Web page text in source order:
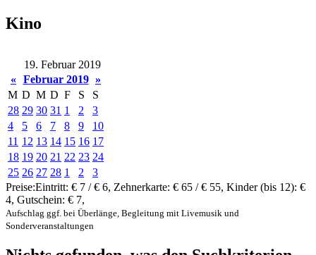
Kino
19. Februar 2019
« Februar 2019 »
M D M D F S
S
28 29 30 31 1 2
3
4
5 6 7 8 9
10
11 12 13 14 15 16 17
18 19 20 21 22 23 24
25 26 27 28 1 2
3
Preise:Eintritt: € 7 / € 6, Zehnerkarte: € 65 / € 55, Kinder (bis 12): €
4, Gutschein: € 7,
Aufschlag ggf. bei Überlänge, Begleitung mit Livemusik und
Sonderveranstaltungen